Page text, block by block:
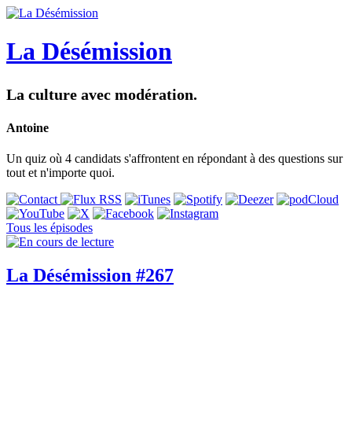
La Désémission
La culture avec modération.
Antoine
Un quiz où 4 candidats s'affrontent en répondant à des questions sur
tout et n'importe quoi.
Tous les épisodes
La Désémission #267